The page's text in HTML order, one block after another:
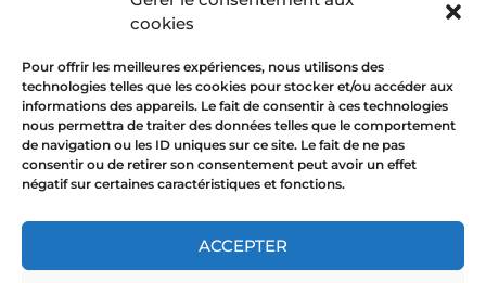
cookies
Pour offrir les meilleures expériences, nous utilisons des
technologies telles que les cookies pour stocker et/ou accéder aux
informations des appareils. Le fait de consentir à ces technologies
nous permettra de traiter des données telles que le comportement
de navigation ou les ID uniques sur ce site. Le fait de ne pas
consentir ou de retirer son consentement peut avoir un effet
négatif sur certaines caractéristiques et fonctions.
ACCEPTER